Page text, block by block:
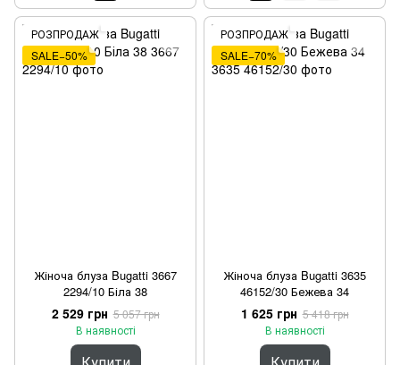
РОЗПРОДАЖ
SALE−50%
Жіноча блуза Bugatti 3667
2294/10 Біла 38
2 529 грн 5 057 грн
В наявності
РОЗПРОДАЖ
SALE−70%
Жіноча блуза Bugatti 3635
46152/30 Бежева 34
1 625 грн 5 418 грн
В наявності